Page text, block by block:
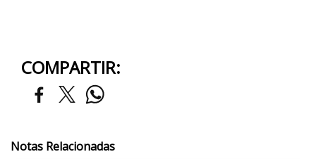
COMPARTIR:
Notas Relacionadas